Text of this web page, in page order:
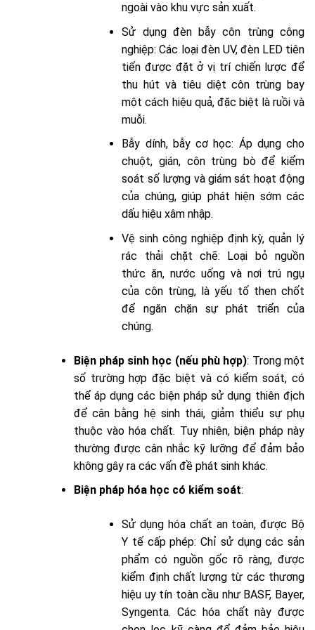
ngoài vào khu vực sản xuất.
Sử dụng đèn bẫy côn trùng công
nghiệp: Các loại đèn UV, đèn LED tiên
tiến được đặt ở vị trí chiến lược để
thu hút và tiêu diệt côn trùng bay
một cách hiệu quả, đặc biệt là ruồi và
muỗi.
Bẫy dính, bẫy cơ học: Áp dụng cho
chuột, gián, côn trùng bò để kiểm
soát số lượng và giám sát hoạt động
của chúng, giúp phát hiện sớm các
dấu hiệu xâm nhập.
Vệ sinh công nghiệp định kỳ, quản lý
rác thải chặt chẽ: Loại bỏ nguồn
thức ăn, nước uống và nơi trú ngụ
của côn trùng, là yếu tố then chốt
để ngăn chặn sự phát triển của
chúng.
Biện pháp sinh học (nếu phù hợp): Trong một
số trường hợp đặc biệt và có kiểm soát, có
thể áp dụng các biện pháp sử dụng thiên địch
để cân bằng hệ sinh thái, giảm thiểu sự phụ
thuộc vào hóa chất. Tuy nhiên, biện pháp này
thường được cân nhắc kỹ lưỡng để đảm bảo
không gây ra các vấn đề phát sinh khác.
Biện pháp hóa học có kiểm soát:
Sử dụng hóa chất an toàn, được Bộ
Y tế cấp phép: Chỉ sử dụng các sản
phẩm có nguồn gốc rõ ràng, được
kiểm định chất lượng từ các thương
hiệu uy tín toàn cầu như BASF, Bayer,
Syngenta. Các hóa chất này được